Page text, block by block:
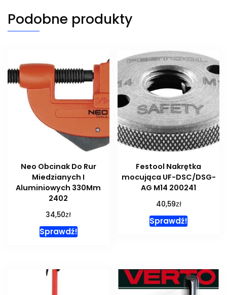
Podobne produkty
Neo Obcinak Do Rur
Miedzianych I
Aluminiowych 330Mm
2402
34,50zł
Sprawdź!
Festool Nakrętka
mocująca UF-DSC/DSG-
AG M14 200241
40,59zł
Sprawdź!